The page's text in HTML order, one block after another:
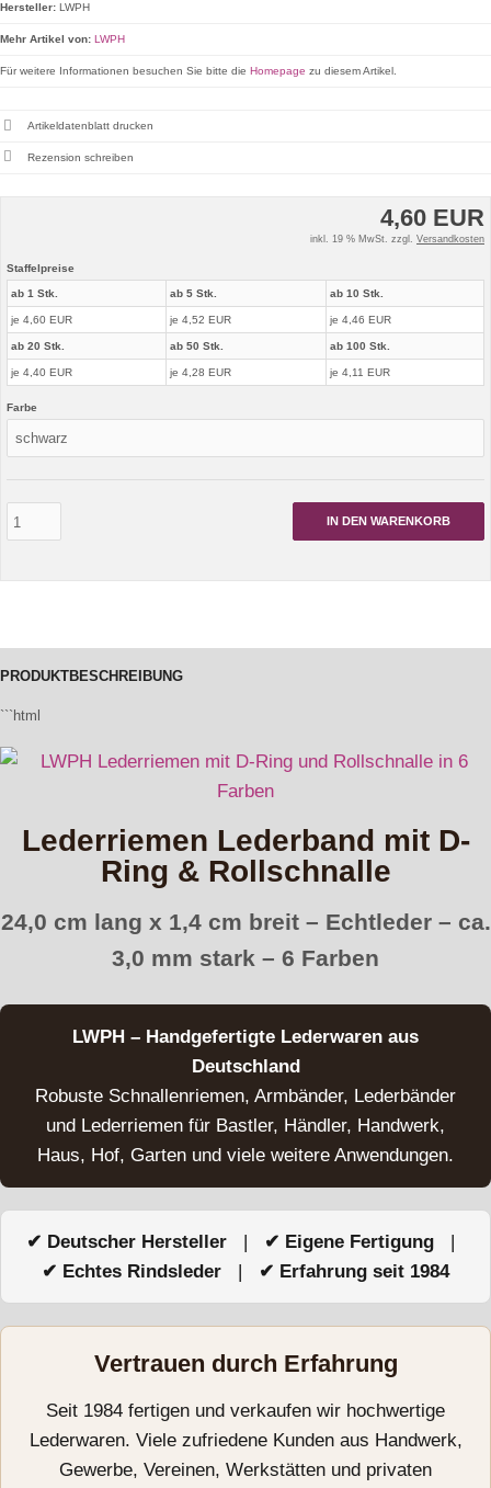
4,60 EUR
inkl. 19 % MwSt. zzgl. Versandkosten
Staffelpreise
ab 1 Stk.
je 4,60 EUR
ab 5 Stk.
je 4,52 EUR
ab 10 Stk.
je 4,46 EUR
ab 20 Stk.
je 4,40 EUR
ab 50 Stk.
je 4,28 EUR
ab 100 Stk.
je 4,11 EUR
Farbe
IN DEN WARENKORB
Hersteller: LWPH
Mehr Artikel von: LWPH
Für weitere Informationen besuchen Sie bitte die Homepage zu diesem Artikel.
Artikeldatenblatt drucken
Rezension schreiben
PRODUKTBESCHREIBUNG
```html
Lederriemen Lederband mit D-
Ring & Rollschnalle
24,0 cm lang x 1,4 cm breit – Echtleder – ca.
3,0 mm stark – 6 Farben
LWPH – Handgefertigte Lederwaren aus
Deutschland
Robuste Schnallenriemen, Armbänder, Lederbänder
und Lederriemen für Bastler, Händler, Handwerk,
Haus, Hof, Garten und viele weitere Anwendungen.
✔ Deutscher Hersteller| ✔ Eigene Fertigung|
✔ Echtes Rindsleder | ✔ Erfahrung seit 1984
Vertrauen durch Erfahrung
Seit 1984 fertigen und verkaufen wir hochwertige
Lederwaren. Viele zufriedene Kunden aus Handwerk,
Gewerbe, Vereinen, Werkstätten und privaten